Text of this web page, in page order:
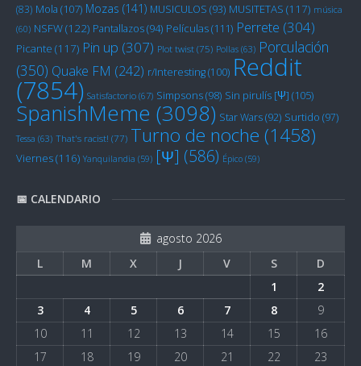
(83) Mola (107) Mozas (141) MUSICULOS (93) MUSITETAS (117) música
(60) NSFW(122) Pantallazos(94) Películas(111) Perrete (304)
Picante (117) Pin up (307) Plot twist (75) Pollas (63) Porculación
(350) Quake FM (242) r/Interesting(100) Reddit
(7854) Satisfactorio (67) Simpsons(98) Sin pirulís [Ψ] (105)
SpanishMeme (3098) Star Wars(92) Surtido (97)
Tessa (63) That's racist! (77) Turno de noche (1458)
Viernes(116) Yanquilandia (59) [Ψ] (586) Épico (59)
📅 CALENDARIO
agosto 2026
L
M X J V S
D
1
2
3
4 5 6 7 8
9
10
11 12 13 14 15
16
17
18 19 20 21 22 23